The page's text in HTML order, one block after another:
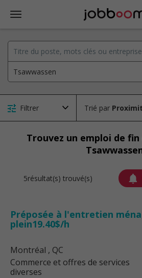
Filtrer Trié par
Trouvez un emploi de fin
5résultat(s) trouvé(s)
Préposée à l'entretien
plein19.40$/h
Montréal , QC
Commerce et offres de services
diverses